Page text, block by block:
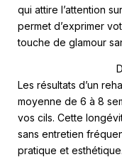
qui attire l’attention
permet d’exprimer
touche de glamour
Les résultats d’un
moyenne de 6 à 8
vos cils. Cette
sans entretien
pratique et esthétique.